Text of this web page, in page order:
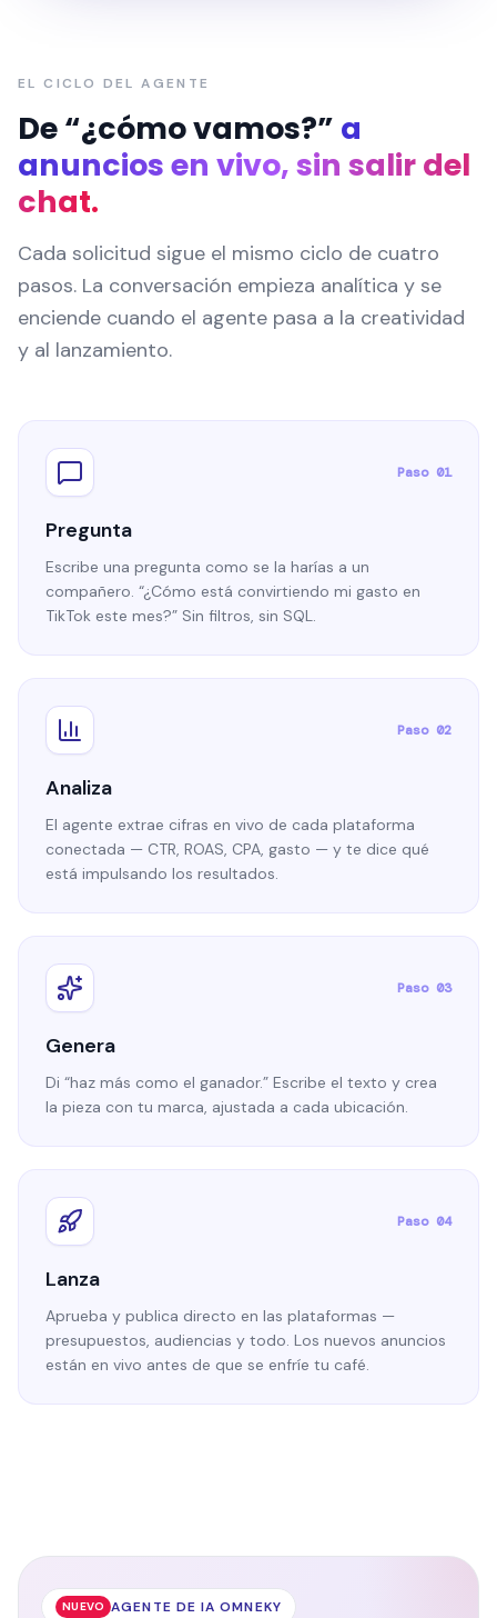
EL CICLO DEL AGENTE
De “¿cómo vamos?” a
anuncios en vivo, sin salir del
chat.
Cada solicitud sigue el mismo ciclo de cuatro
pasos. La conversación empieza analítica y se
enciende cuando el agente pasa a la creatividad
y al lanzamiento.
Paso 01
Pregunta
Escribe una pregunta como se la harías a un
compañero. “¿Cómo está convirtiendo mi gasto en
TikTok este mes?” Sin filtros, sin SQL.
Paso 02
Analiza
El agente extrae cifras en vivo de cada plataforma
conectada — CTR, ROAS, CPA, gasto — y te dice qué
está impulsando los resultados.
Paso 03
Genera
Di “haz más como el ganador.” Escribe el texto y crea
la pieza con tu marca, ajustada a cada ubicación.
Paso 04
Lanza
Aprueba y publica directo en las plataformas —
presupuestos, audiencias y todo. Los nuevos anuncios
están en vivo antes de que se enfríe tu café.
NUEVO AGENTE DE IA OMNEKY